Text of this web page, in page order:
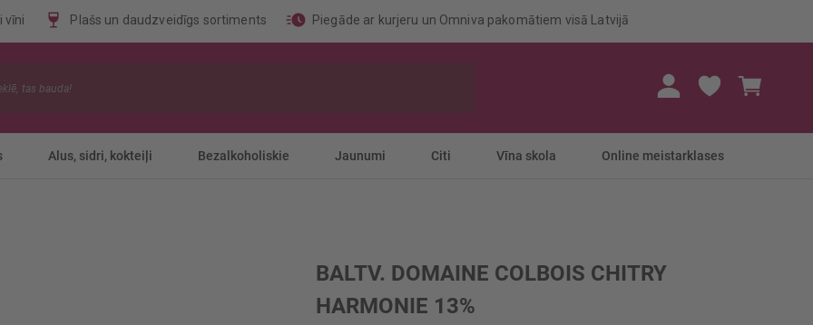
vīni Plašs un daudzveidīgs sortiments Piegāde ar kurjeru un Omniva pakomātiem visā Latvijā
Alus, sidri, kokteiļi Bezalkoholiskie Jaunumi Citi Vīna skola Online meistarklases
BALTV. DOMAINE COLBOIS CHITRY
HARMONIE 13%